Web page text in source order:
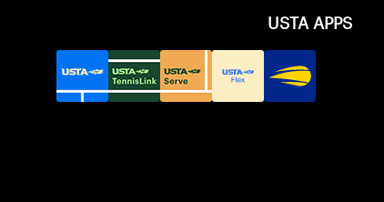
USTA APPS